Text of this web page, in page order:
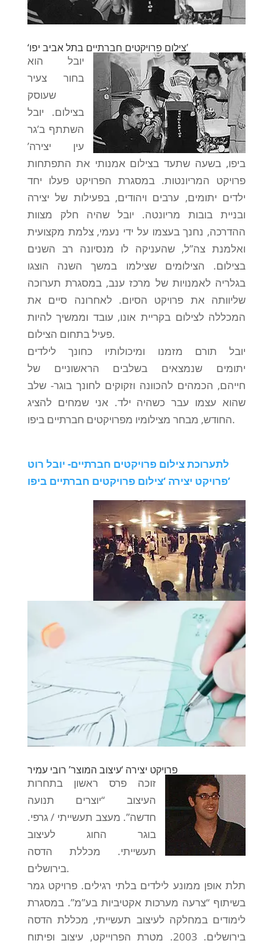
‘צילום פרויקטים חברתיים בתל אביב יפו’
יובל הוא
בחור צעיר
שעוסק
בצילום. יובל
השתתף ב’גר
עין יצירה’
ביפו, בשעה שתעד בצילום אמנותי את התפתחות
פרויקט המריונטות. במסגרת הפרויקט פעלו יחד
ילדים יתומים, ערבים ויהודים, בפעילות של יצירה
ובניית בובות מריונטה. יובל שהיה חלק מצוות
ההדרכה, נחנך בעצמו על ידי נעמי, צלמת מקצועית
ואלמנת צה”ל, שהעניקה לו מנסיונה רב השנים
בצילום. הצילומים שצילמו במשך השנה הוצגו
בגלריה לאמנויות של מרכז ענב, במסגרת תערוכה
שליוותה את פרויקט הסיום. לאחרונה סיים את
המכללה לצילום בקריית אונו, עובד וממשיך להיות
פעיל בתחום הצילום.
יובל תורם מזמנו ומיכולותיו כחונך לילדים
יתומים שנמצאים בשלבים הראשוניים של
חייהם, הכמהים להכוונה וזקוקים לחונך בוגר- שלב
שהוא עצמו עבר כשהיה ילד. אני שמחים להציג
החודש, מבחר מצילומיו מפרויקטים חברתיים ביפו.
לתערוכת צילום פרויקטים חברתיים- יובל רוט
פרויקט יצירה ‘צילום פרויקטים חברתיים ביפו’
פרויקט יצירה ‘עיצוב המוצר’ רובי עמיר
זוכה פרס ראשון בתחרות
העיצוב “יוצרים תנועה
חדשה”. מעצב תעשייתי / גרפי.
בוגר החוג לעיצוב
תעשייתי. מכללת הדסה
בירושלים.
תלת אופן ממונע לילדים בלתי רגילים. פרויקט גמר
בשיתוף “צרעה מערכות אקטיביות בע”מ”. במסגרת
לימודים במחלקה לעיצוב תעשייתי, מכללת הדסה
בירושלים. 2003. מטרת הפרוייקט, עיצוב ופיתוח